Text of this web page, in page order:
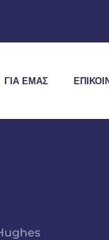
ΓΙΑ ΕΜΆΣ